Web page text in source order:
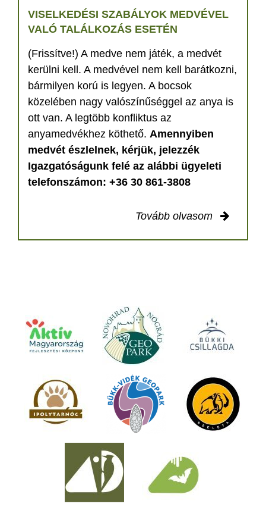
VISELKEDÉSI SZABÁLYOK MEDVÉVEL
VALÓ TALÁLKOZÁS ESETÉN
(Frissítve!) A medve nem játék, a medvét
kerülni kell. A medvével nem kell barátkozni,
bármilyen korú is legyen. A bocsok
közelében nagy valószínűséggel az anya is
ott van. A legtöbb konfliktus az
anyamedvékhez köthető. Amennyiben
medvét észlelnek, kérjük, jelezzék
Igazgatóságunk felé az alábbi ügyeleti
telefonszámon: +36 30 861-3808
Tovább olvasom